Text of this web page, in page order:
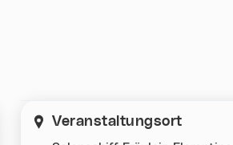
Veranstaltungsort